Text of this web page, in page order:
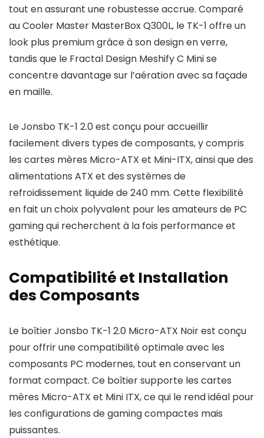
tout en assurant une robustesse accrue. Comparé
au Cooler Master MasterBox Q300L, le TK-1 offre un
look plus premium grâce à son design en verre,
tandis que le Fractal Design Meshify C Mini se
concentre davantage sur l’aération avec sa façade
en maille.
Le Jonsbo TK-1 2.0 est conçu pour accueillir
facilement divers types de composants, y compris
les cartes mères Micro-ATX et Mini-ITX, ainsi que des
alimentations ATX et des systèmes de
refroidissement liquide de 240 mm. Cette flexibilité
en fait un choix polyvalent pour les amateurs de PC
gaming qui recherchent à la fois performance et
esthétique.
Compatibilité et Installation
des Composants
Le boîtier Jonsbo TK-1 2.0 Micro-ATX Noir est conçu
pour offrir une compatibilité optimale avec les
composants PC modernes, tout en conservant un
format compact. Ce boîtier supporte les cartes
mères Micro-ATX et Mini ITX, ce qui le rend idéal pour
les configurations de gaming compactes mais
puissantes.